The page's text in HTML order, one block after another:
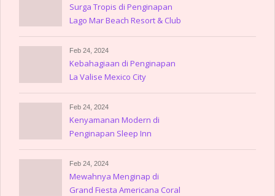
Surga Tropis di Penginapan
Lago Mar Beach Resort & Club
Feb 24, 2024
Kebahagiaan di Penginapan
La Valise Mexico City
Feb 24, 2024
Kenyamanan Modern di
Penginapan Sleep Inn
Feb 24, 2024
Mewahnya Menginap di
Grand Fiesta Americana Coral